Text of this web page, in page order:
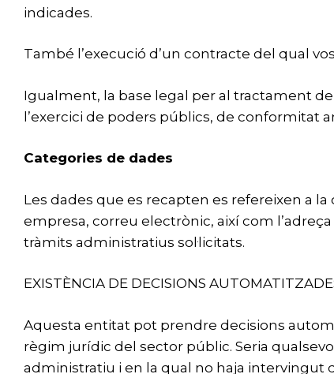
indicades.
També l’execució d’un contracte del qual
Igualment, la base legal per al tractament
l’exercici de poders públics, de conformitat
Categories de dades
Les dades que es recapten es refereixen a
empresa, correu electrònic, així com
tràmits administratius sol·licitats.
EXISTÈNCIA DE DECISIONS
Aquesta entitat pot prendre decisions
règim jurídic del sector públic. Seria
administratiu i en la qual no haja intervingut